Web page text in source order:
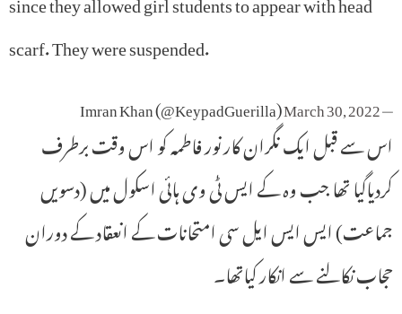
scarf. They were suspended.
— Imran Khan (@KeypadGuerilla)
March 30, 2022
اس سے قبل ایک نگران کار نور فاطمہ کو اس وقت برطرف
کردیاگیا تھا جب وہ کے ایس ٹی وی ہائی اسکول میں (دسویں
جماعت) ایس ایس ایل سی امتحانات کے انعقاد کے دوران
حجاب نکالنے سے انکار کیاتھا۔